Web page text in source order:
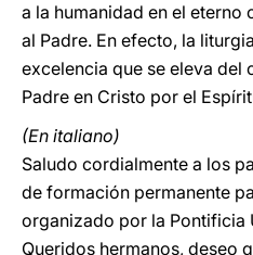
a la humanidad en el eterno
al Padre. En efecto, la
excelencia que se eleva del
Padre en Cristo por el
(En italiano)
Saludo cordialmente a los
de formación permanente
organizado por la Pontificia
Queridos hermanos, deseo